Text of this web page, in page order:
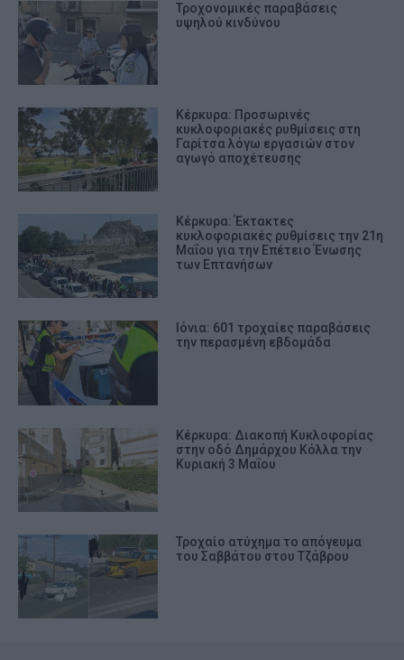
Τροχονομικές παραβάσεις
υψηλού κινδύνου
Κέρκυρα: Προσωρινές
κυκλοφοριακές ρυθμίσεις στη
Γαρίτσα λόγω εργασιών στον
αγωγό αποχέτευσης
Κέρκυρα: Έκτακτες
κυκλοφοριακές ρυθμίσεις την 21η
Μαΐου για την Επέτειο Ένωσης
των Επτανήσων
Ιόνια: 601 τροχαίες παραβάσεις
την περασμένη εβδομάδα
Κέρκυρα: Διακοπή Κυκλοφορίας
στην οδό Δημάρχου Κόλλα την
Κυριακή 3 Μαΐου
Τροχαίο ατύχημα το απόγευμα
του Σαββάτου στου Τζάβρου